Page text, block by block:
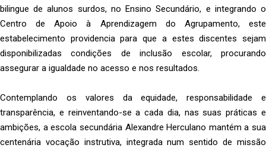
bilingue de alunos surdos, no Ensino Secundário, e integrando o
Centro de Apoio à Aprendizagem do Agrupamento, este
estabelecimento providencia para que a estes discentes sejam
disponibilizadas condições de inclusão escolar, procurando
assegurar a igualdade no acesso e nos resultados.
Contemplando os valores da equidade, responsabilidade e
transparência, e reinventando-se a cada dia, nas suas práticas e
ambições, a escola secundária Alexandre Herculano mantém a sua
centenária vocação instrutiva, integrada num sentido de missão